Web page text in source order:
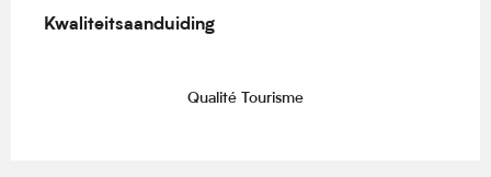
Kwaliteitsaanduiding
Kwaliteitsaanduiding
Qualité Tourisme